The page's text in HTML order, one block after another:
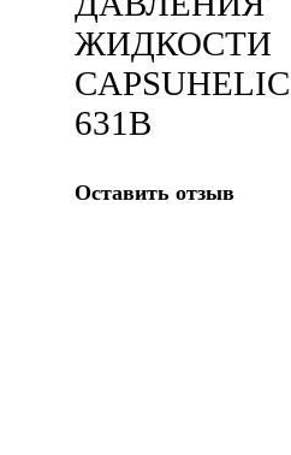
ЖИДКОСТИ
CAPSUHELIC
631B
Оставить отзыв